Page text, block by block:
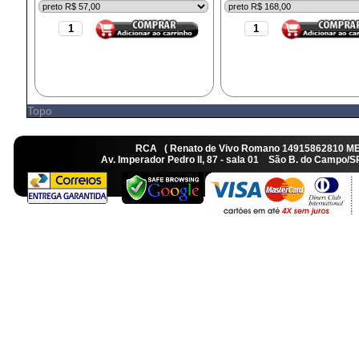
Topo
RCA ( Renato de Vivo Romano
Av. Imperador Pedro II, 87 - sala 01 São B. do